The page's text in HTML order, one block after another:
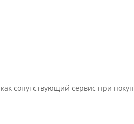
сопутствующий сервис при